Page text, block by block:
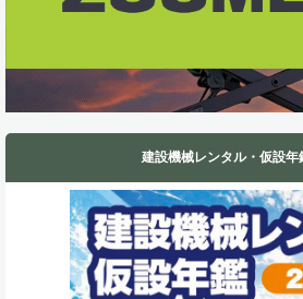
建設機械レンタル・仮設年